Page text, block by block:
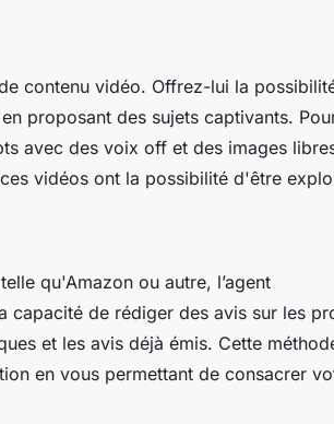
contenu vidéo. Offrez-lui la
proposant des sujets captivants.
avec des voix off et des images
vidéos ont la possibilité d'être
qu'Amazon ou autre, l’agent
capacité de rédiger des avis sur les
et les avis déjà émis. Cette
en vous permettant de consacrer